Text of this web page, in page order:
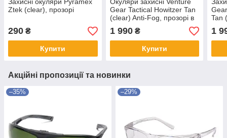
Захисні окуляри Pyramex
Ztek (clear), прозорі
290 ₴
Купити
Окуляри захисні Venture
Gear Tactical Howitzer Tan
(clear) Anti-Fog, прозорі в
пісочній оправі
1 990₴
Купити
Tan
1
Акційні пропозиції та новинки
–35% –29%